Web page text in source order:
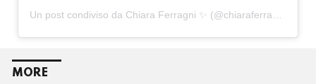
Un post condiviso da Chiara Ferragni ✨ (@chiaraferragni)
MORE